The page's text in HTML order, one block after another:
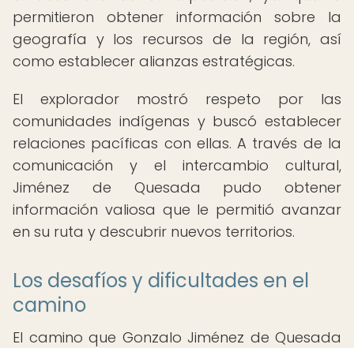
permitieron obtener información sobre la
geografía y los recursos de la región, así
como establecer alianzas estratégicas.
El explorador mostró respeto por las
comunidades indígenas y buscó establecer
relaciones pacíficas con ellas. A través de la
comunicación y el intercambio cultural,
Jiménez de Quesada pudo obtener
información valiosa que le permitió avanzar
en su ruta y descubrir nuevos territorios.
Los desafíos y dificultades en el
camino
El camino que Gonzalo Jiménez de Quesada